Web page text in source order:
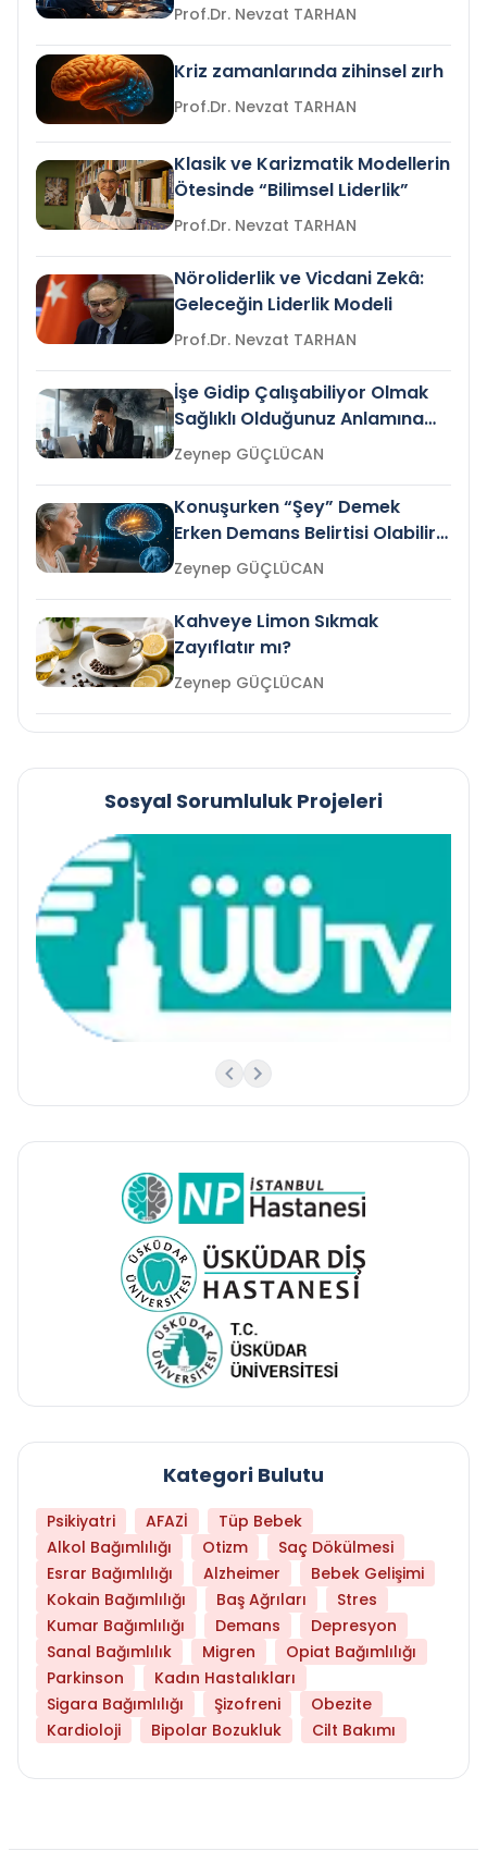
Prof.Dr. Nevzat TARHAN
Kriz zamanlarında zihinsel zırh
Prof.Dr. Nevzat TARHAN
Klasik ve Karizmatik Modellerin
Ötesinde “Bilimsel Liderlik”
Prof.Dr. Nevzat TARHAN
Nöroliderlik ve Vicdani Zekâ:
Geleceğin Liderlik Modeli
Prof.Dr. Nevzat TARHAN
İşe Gidip Çalışabiliyor Olmak
Sağlıklı Olduğunuz Anlamına
Gelir mi?Zeynep GÜÇLÜCAN
Konuşurken “Şey” Demek
Erken Demans Belirtisi Olabilir
mi?
Zeynep GÜÇLÜCAN
Kahveye Limon Sıkmak
Zayıflatır mı?
Zeynep GÜÇLÜCAN
Sosyal Sorumluluk Projeleri
Kategori Bulutu
Psikiyatri AFAZİ
Tüp Bebek
Alkol Bağımlılığı
Otizm
Saç Dökülmesi
Esrar Bağımlılığı
Alzheimer
Bebek Gelişimi
Kokain Bağımlılığı
Baş Ağrıları
Stres
Kumar Bağımlılığı
Demans
Depresyon
Sanal Bağımlılık
Migren
Opiat Bağımlılığı
Parkinson
Kadın Hastalıkları
Sigara Bağımlılığı
Şizofreni
Obezite
Kardioloji
Bipolar Bozukluk Cilt Bakımı